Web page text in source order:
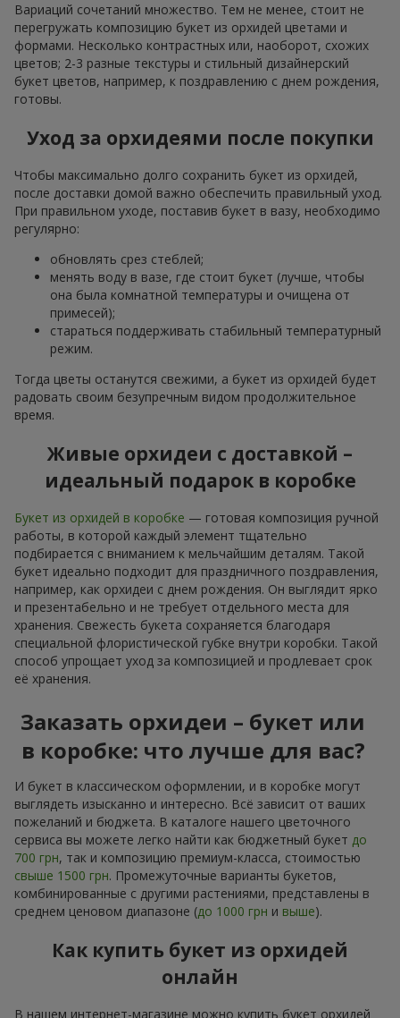
Вариаций сочетаний множество. Тем не менее, стоит не
перегружать композицию букет из орхидей цветами и
формами. Несколько контрастных или, наоборот, схожих
цветов; 2-3 разные текстуры и стильный дизайнерский
букет цветов, например, к поздравлению с днем рождения,
готовы.
Уход за орхидеями после покупки
Чтобы максимально долго сохранить букет из орхидей,
после доставки домой важно обеспечить правильный уход.
При правильном уходе, поставив букет в вазу, необходимо
регулярно:
обновлять срез стеблей;
менять воду в вазе, где стоит букет (лучше, чтобы
она была комнатной температуры и очищена от
примесей);
стараться поддерживать стабильный температурный
режим.
Тогда цветы останутся свежими, а букет из орхидей будет
радовать своим безупречным видом продолжительное
время.
Живые орхидеи с доставкой –
идеальный подарок в коробке
Букет из орхидей в коробке — готовая композиция ручной
работы, в которой каждый элемент тщательно
подбирается с вниманием к мельчайшим деталям. Такой
букет идеально подходит для праздничного поздравления,
например, как орхидеи с днем рождения. Он выглядит ярко
и презентабельно и не требует отдельного места для
хранения. Свежесть букета сохраняется благодаря
специальной флористической губке внутри коробки. Такой
способ упрощает уход за композицией и продлевает срок
её хранения.
Заказать орхидеи – букет или
в коробке: что лучше для вас?
И букет в классическом оформлении, и в коробке могут
выглядеть изысканно и интересно. Всё зависит от ваших
пожеланий и бюджета. В каталоге нашего цветочного
сервиса вы можете легко найти как бюджетный букет до
700 грн, так и композицию премиум-класса, стоимостью
свыше 1500 грн. Промежуточные варианты букетов,
комбинированные с другими растениями, представлены в
среднем ценовом диапазоне (до 1000 грн и выше).
Как купить букет из орхидей
онлайн
В нашем интернет-магазине можно купить букет орхидей